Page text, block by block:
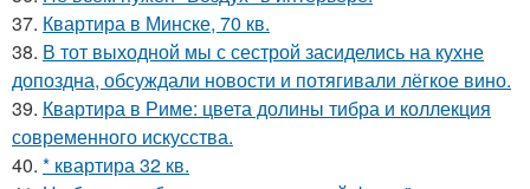
37. Квартира в Минске, 70 кв.
38. В тот выходной мы с сестрой засиделись на кухне
допоздна, обсуждали новости и потягивали лёгкое вино.
39. Квартира в Риме: цвета долины тибра и коллекция
современного искусства.
40. * квартира 32 кв.